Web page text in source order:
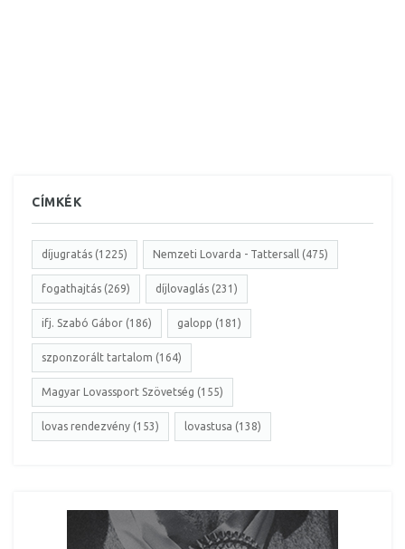
CÍMKÉK
díjugratás (1225) Nemzeti Lovarda - Tattersall (475)
fogathajtás (269) díjlovaglás (231)
ifj. Szabó Gábor (186) galopp (181)
szponzorált tartalom (164)
Magyar Lovassport Szövetség (155)
lovas rendezvény (153) lovastusa (138)